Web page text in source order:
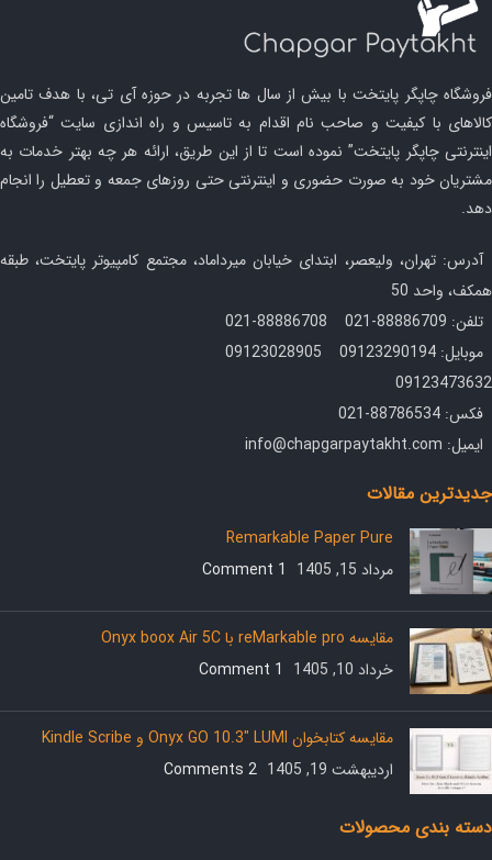
فروشگاه چاپگر پایتخت با بیش از سال ها تجربه در حوزه آی تی، با هدف تامین
کالاهای با کیفیت و صاحب نام اقدام به تاسیس و راه اندازی سایت “فروشگاه
اینترنتی چاپگر پایتخت” نموده است تا از این طریق، ارائه هر چه بهتر خدمات به
مشتریان خود به صورت حضوری و اینترنتی حتی روزهای جمعه و تعطیل را انجام
دهد.
آدرس: تهران، ولیعصر، ابتدای خیابان میرداماد، مجتمع کامپیوتر پایتخت، طبقه
همکف، واحد 50
تلفن: 88886709-021 88886708-021
موبایل: 09123290194 09123028905
09123473632
فکس: 88786534-021
ایمیل: info@chapgarpaytakht.com
جدیدترین مقالات
Remarkable Paper Pure
مرداد 15, 1405
1 Comment
مقایسه reMarkable pro با Onyx boox Air 5C
خرداد 10, 1405
1 Comment
مقایسه کتابخوان Onyx GO 10.3″ LUMI و Kindle Scribe
اردیبهشت 19, 1405
2 Comments
دسته بندی محصولات